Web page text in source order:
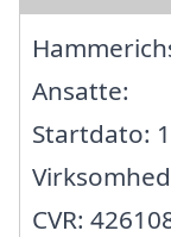
Ansatte:
Startdato:
CVR: